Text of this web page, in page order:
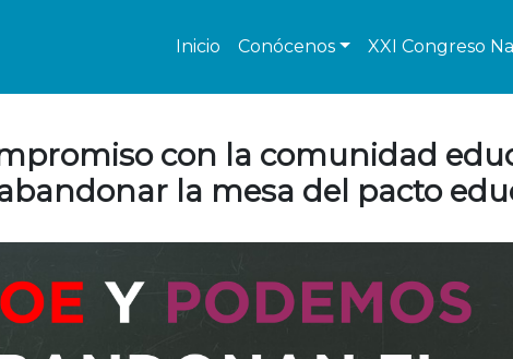
Inicio Conócenos XXI Congreso
con la comunidad
la mesa del pacto